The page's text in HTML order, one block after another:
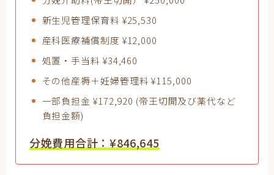
新生児管理保育料 ¥25,530
産科医療補償制度 ¥12,000
処置・手当料 ¥34,460
その他産褥＋妊婦管理料 ¥115,000
一部負担金 ¥172,920 (帝王切開及び薬代など
負担金額)
分娩費用合計：¥846,645